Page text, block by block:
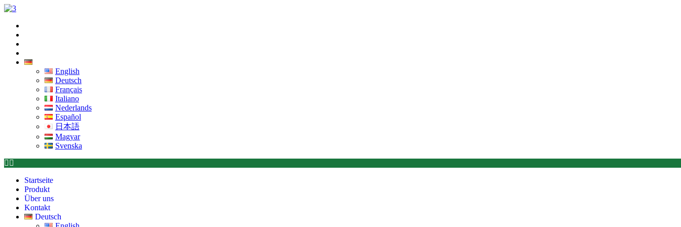
Zum
wechseln
English
Deutsch
Français
Italiano
Nederlands
Español
日本語
Magyar
Svenska
Startseite
Produkt
Über uns
Kontakt
Deutsch